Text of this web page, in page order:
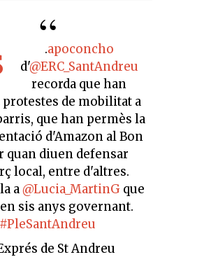
.apoconcho
d'@ERC_SantAndreu
recorda que han
de mobilitat a
que han permès la
d'Amazon al Bon
quan diuen defensar
local, entre d'altres.
a@Lucia_MartinG que
sis anys governant.
#PleSantAndreu
de St Andreu